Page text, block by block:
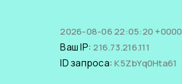
2026-08-06 22:05:20 +0000
Ваш IP:216.73.216.111
ID запроса:K5ZbYq0Hta61